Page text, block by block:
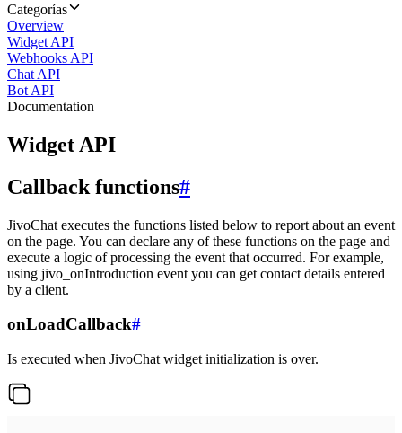
Categorías
Overview
Widget API
Webhooks API
Chat API
Bot API
Documentation
Widget API
Callback functions#
JivoChat executes the functions listed below to report about an event
on the page. You can declare any of these functions on the page and
execute a logic of processing the event that occurred. For example,
using jivo_onIntroduction event you can get contact details entered
by a client.
onLoadCallback#
Is executed when JivoChat widget initialization is over.